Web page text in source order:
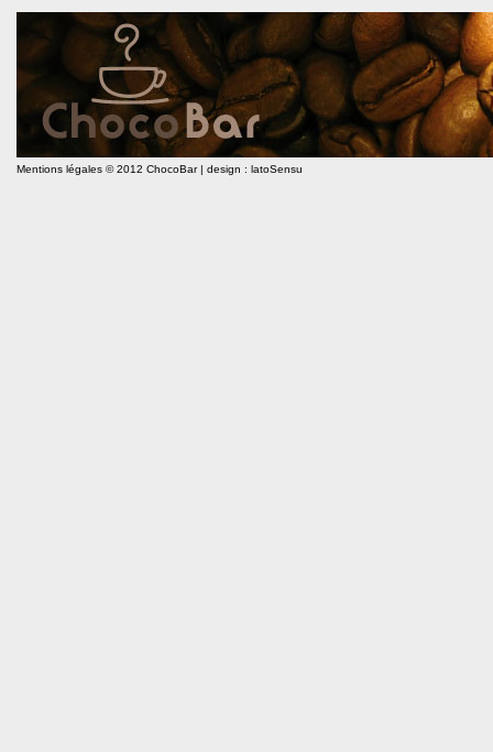
Mentions légales © 2012 ChocoBar | design : latoSensu